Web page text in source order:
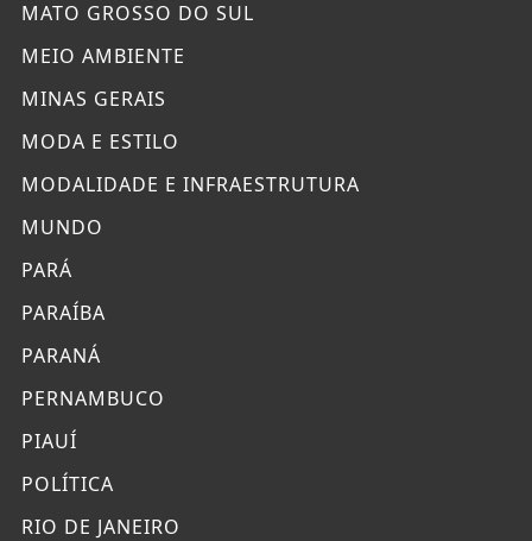
MATO GROSSO DO SUL
MEIO AMBIENTE
MINAS GERAIS
MODA E ESTILO
MODALIDADE E INFRAESTRUTURA
MUNDO
PARÁ
PARAÍBA
PARANÁ
PERNAMBUCO
PIAUÍ
POLÍTICA
RIO DE JANEIRO